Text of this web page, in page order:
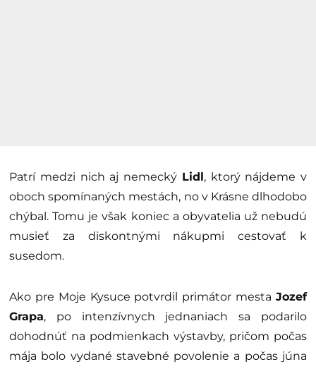
Patrí medzi nich aj nemecký Lidl, ktorý nájdeme v
oboch spomínaných mestách, no v Krásne dlhodobo
chýbal. Tomu je však koniec a obyvatelia už nebudú
musieť za diskontnými nákupmi cestovať k
susedom.
Ako pre Moje Kysuce potvrdil primátor mesta Jozef
Grapa, po intenzívnych jednaniach sa podarilo
dohodnúť na podmienkach výstavby, pričom počas
mája bolo vydané stavebné povolenie a počas júna